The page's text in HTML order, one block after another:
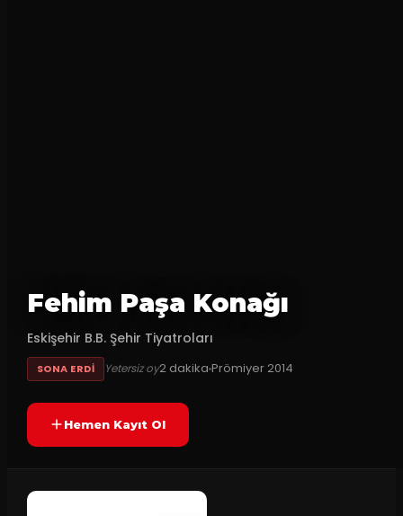
Fehim Paşa Konağı
Eskişehir B.B. Şehir Tiyatroları
SONA ERDI Yetersiz oy2 dakikaPrömiyer 2014
Hemen Kayıt Ol